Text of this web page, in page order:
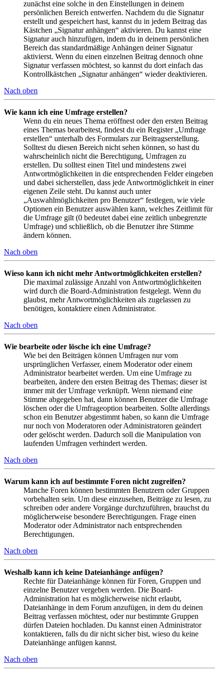
zunächst eine solche in den Einstellungen in deinem
persönlichen Bereich entwerfen. Nachdem du die Signatur
erstellt und gespeichert hast, kannst du in jedem Beitrag das
Kästchen „Signatur anhängen“ aktivieren. Du kannst eine
Signatur auch hinzufügen, indem du in deinem persönlichen
Bereich das standardmäßige Anhängen deiner Signatur
aktivierst. Wenn du einen einzelnen Beitrag dennoch ohne
Signatur verfassen möchtest, so kannst du dort einfach das
Kontrollkästchen „Signatur anhängen“ wieder deaktivieren.
Nach oben
Wie kann ich eine Umfrage erstellen?
Wenn du ein neues Thema eröffnest oder den ersten Beitrag
eines Themas bearbeitest, findest du ein Register „Umfrage
erstellen“ unterhalb des Formulars zur Beitragserstellung.
Solltest du diesen Bereich nicht sehen können, so hast du
wahrscheinlich nicht die Berechtigung, Umfragen zu
erstellen. Du solltest einen Titel und mindestens zwei
Antwortmöglichkeiten in die entsprechenden Felder eingeben
und dabei sicherstellen, dass jede Antwortmöglichkeit in einer
eigenen Zeile steht. Du kannst auch unter
„Auswahlmöglichkeiten pro Benutzer“ festlegen, wie viele
Optionen ein Benutzer auswählen kann, welches Zeitlimit für
die Umfrage gilt (0 bedeutet dabei eine zeitlich unbegrenzte
Umfrage) und schließlich, ob die Benutzer ihre Stimme
ändern können.
Nach oben
Wieso kann ich nicht mehr Antwortmöglichkeiten erstellen?
Die maximal zulässige Anzahl von Antwortmöglichkeiten
wird durch die Board-Administration festgelegt. Wenn du
glaubst, mehr Antwortmöglichkeiten als zugelassen zu
benötigen, kontaktiere einen Administrator.
Nach oben
Wie bearbeite oder lösche ich eine Umfrage?
Wie bei den Beiträgen können Umfragen nur vom
ursprünglichen Verfasser, einem Moderator oder einem
Administrator bearbeitet werden. Um eine Umfrage zu
bearbeiten, ändere den ersten Beitrag des Themas; dieser ist
immer mit der Umfrage verknüpft. Wenn niemand eine
Stimme abgegeben hat, dann können Benutzer die Umfrage
löschen oder die Umfrageoption bearbeiten. Sollte allerdings
schon ein Benutzer abgestimmt haben, so kann die Umfrage
nur noch von Moderatoren oder Administratoren geändert
oder gelöscht werden. Dadurch soll die Manipulation von
laufenden Umfragen verhindert werden.
Nach oben
Warum kann ich auf bestimmte Foren nicht zugreifen?
Manche Foren können bestimmten Benutzern oder Gruppen
vorbehalten sein. Um diese einzusehen, Beiträge zu lesen, zu
schreiben oder andere Vorgänge durchzuführen, brauchst du
möglicherweise besondere Berechtigungen. Frage einen
Moderator oder Administrator nach entsprechenden
Berechtigungen.
Nach oben
Weshalb kann ich keine Dateianhänge anfügen?
Rechte für Dateianhänge können für Foren, Gruppen und
einzelne Benutzer vergeben werden. Die Board-
Administration hat es möglicherweise nicht erlaubt,
Dateianhänge in dem Forum anzufügen, in dem du deinen
Beitrag verfassen möchtest, oder nur bestimmte Gruppen
dürfen Dateien hochladen. Du kannst einen Administrator
kontaktieren, falls du dir nicht sicher bist, wieso du keine
Dateianhänge anfügen kannst.
Nach oben